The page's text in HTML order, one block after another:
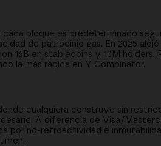
bloque es predeterminado
de patrocinio gas. En 2025
16B en stablecoins y 10M
la más rápida en Y Combinator.
cualquiera construye sin
A diferencia de Visa/
por no-retroactividad e